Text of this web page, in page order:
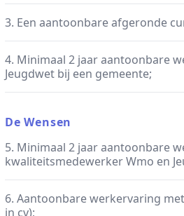
3. Een aantoonbare afgeronde
4. Minimaal 2 jaar aantoonbare
Jeugdwet bij een gemeente;
De Wensen
5. Minimaal 2 jaar aantoonbare
kwaliteitsmedewerker Wmo en
6. Aantoonbare werkervaring
in cv);